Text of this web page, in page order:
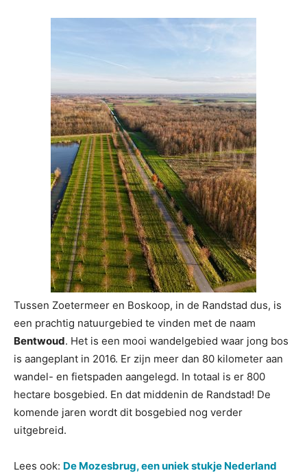
Tussen Zoetermeer en Boskoop, in de Randstad dus, is
een prachtig natuurgebied te vinden met de naam
Bentwoud. Het is een mooi wandelgebied waar jong bos
is aangeplant in 2016. Er zijn meer dan 80 kilometer aan
wandel- en fietspaden aangelegd. In totaal is er 800
hectare bosgebied. En dat middenin de Randstad! De
komende jaren wordt dit bosgebied nog verder
uitgebreid.
Lees ook: De Mozesbrug, een uniek stukje Nederland